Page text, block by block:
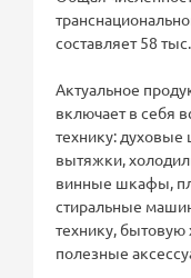
составляет 58
Актуальное
включает в себя
технику:
вытяжки,
винные шкафы,
стиральные
технику,
полезные